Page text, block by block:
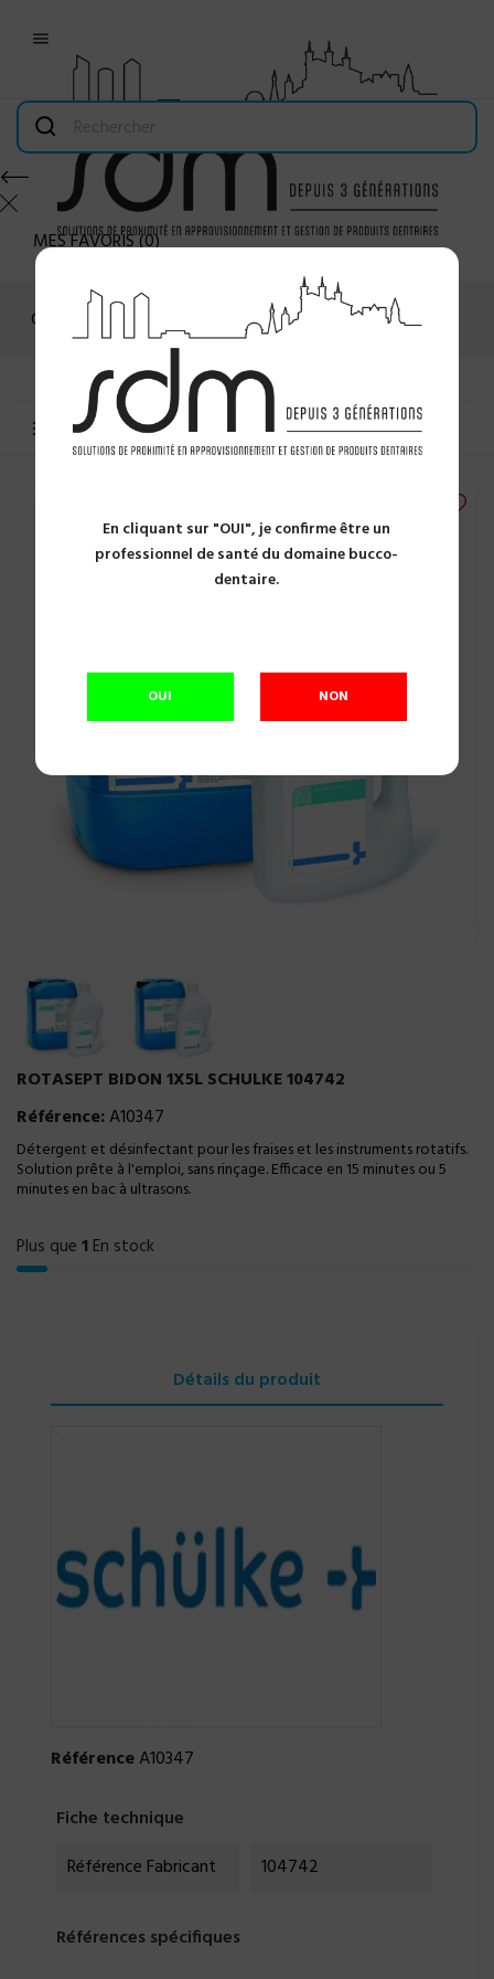
En cliquant sur "OUI", je confirme être un
professionnel de santé du domaine bucco-
dentaire.
OUI NON

MES FAVORIS(0)
Connexion
MENU
ROTASEPT BIDON 1X5L SCHULKE 104742
Référence:A10347
Détergent et désinfectant pour les fraises et les instruments rotatifs.
Solution prête à l'emploi, sans rinçage. Efficace en 15 minutes ou 5
minutes en bac à ultrasons.
Plus que 1 En stock
Détails du produit
RéférenceA10347
Fiche technique
Référence Fabricant
104742
Références spécifiques